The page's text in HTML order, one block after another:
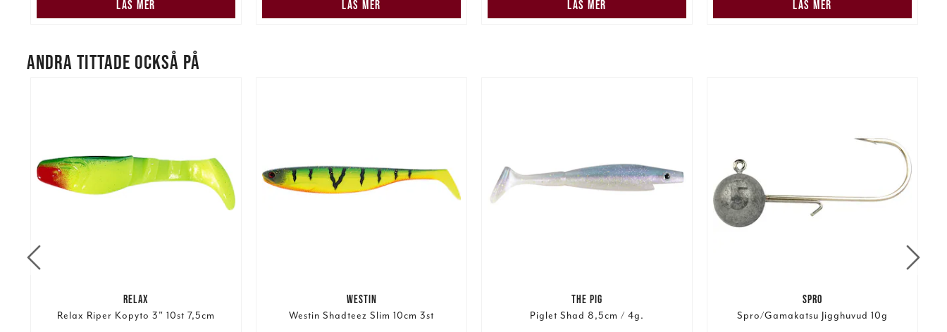
LÄS MER LÄS MER LÄS MER LÄS MER
ANDRA TITTADE OCKSÅ PÅ
RELAX
Relax Riper Kopyto 3" 10st 7,5cm
WESTIN
Westin Shadteez Slim 10cm 3st
THE PIG
Piglet Shad 8,5cm / 4g.
SPRO
Spro/Gamakatsu Jigghuvud 10g